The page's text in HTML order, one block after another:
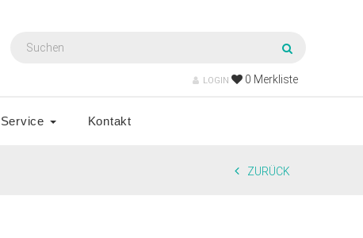
LOGIN 0 Merkliste
Service Kontakt
ZURÜCK